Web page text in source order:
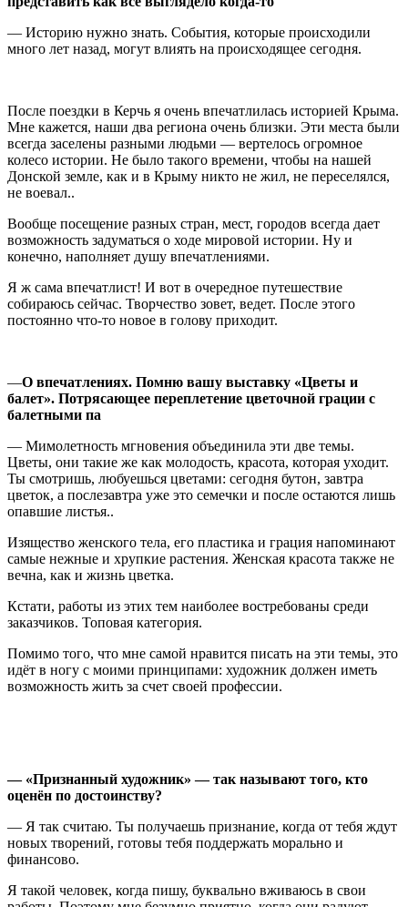
— Историю нужно знать. События, которые происходили
много лет назад, могут влиять на происходящее сегодня.
После поездки в Керчь я очень впечатлилась историей Крыма.
Мне кажется, наши два региона очень близки. Эти места были
всегда заселены разными людьми — вертелось огромное
колесо истории. Не было такого времени, чтобы на нашей
Донской земле, как и в Крыму никто не жил, не переселялся,
не воевал..
Вообще посещение разных стран, мест, городов всегда дает
возможность задуматься о ходе мировой истории. Ну и
конечно, наполняет душу впечатлениями.
Я ж сама впечатлист! И вот в очередное путешествие
собираюсь сейчас. Творчество зовет, ведет. После этого
постоянно что-то новое в голову приходит.
—О впечатлениях. Помню вашу выставку «Цветы и
балет». Потрясающее переплетение цветочной грации с
балетными па
— Мимолетность мгновения объединила эти две темы.
Цветы, они такие же как молодость, красота, которая уходит.
Ты смотришь, любуешься цветами: сегодня бутон, завтра
цветок, а послезавтра уже это семечки и после остаются лишь
опавшие листья..
Изящество женского тела, его пластика и грация напоминают
самые нежные и хрупкие растения. Женская красота также не
вечна, как и жизнь цветка.
Кстати, работы из этих тем наиболее востребованы среди
заказчиков. Топовая категория.
Помимо того, что мне самой нравится писать на эти темы, это
идёт в ногу с моими принципами: художник должен иметь
возможность жить за счет своей профессии.
— «Признанный художник» —так называют того, кто
оценён по достоинству?
— Я так считаю. Ты получаешь признание, когда от тебя ждут
новых творений, готовы тебя поддержать морально и
финансово.
Я такой человек, когда пишу, буквально вживаюсь в свои